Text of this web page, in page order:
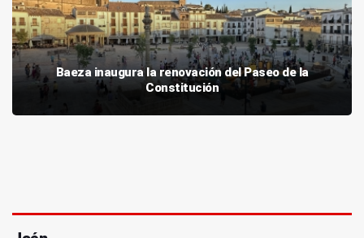
Baeza inaugura la renovación del Paseo de la
Constitución